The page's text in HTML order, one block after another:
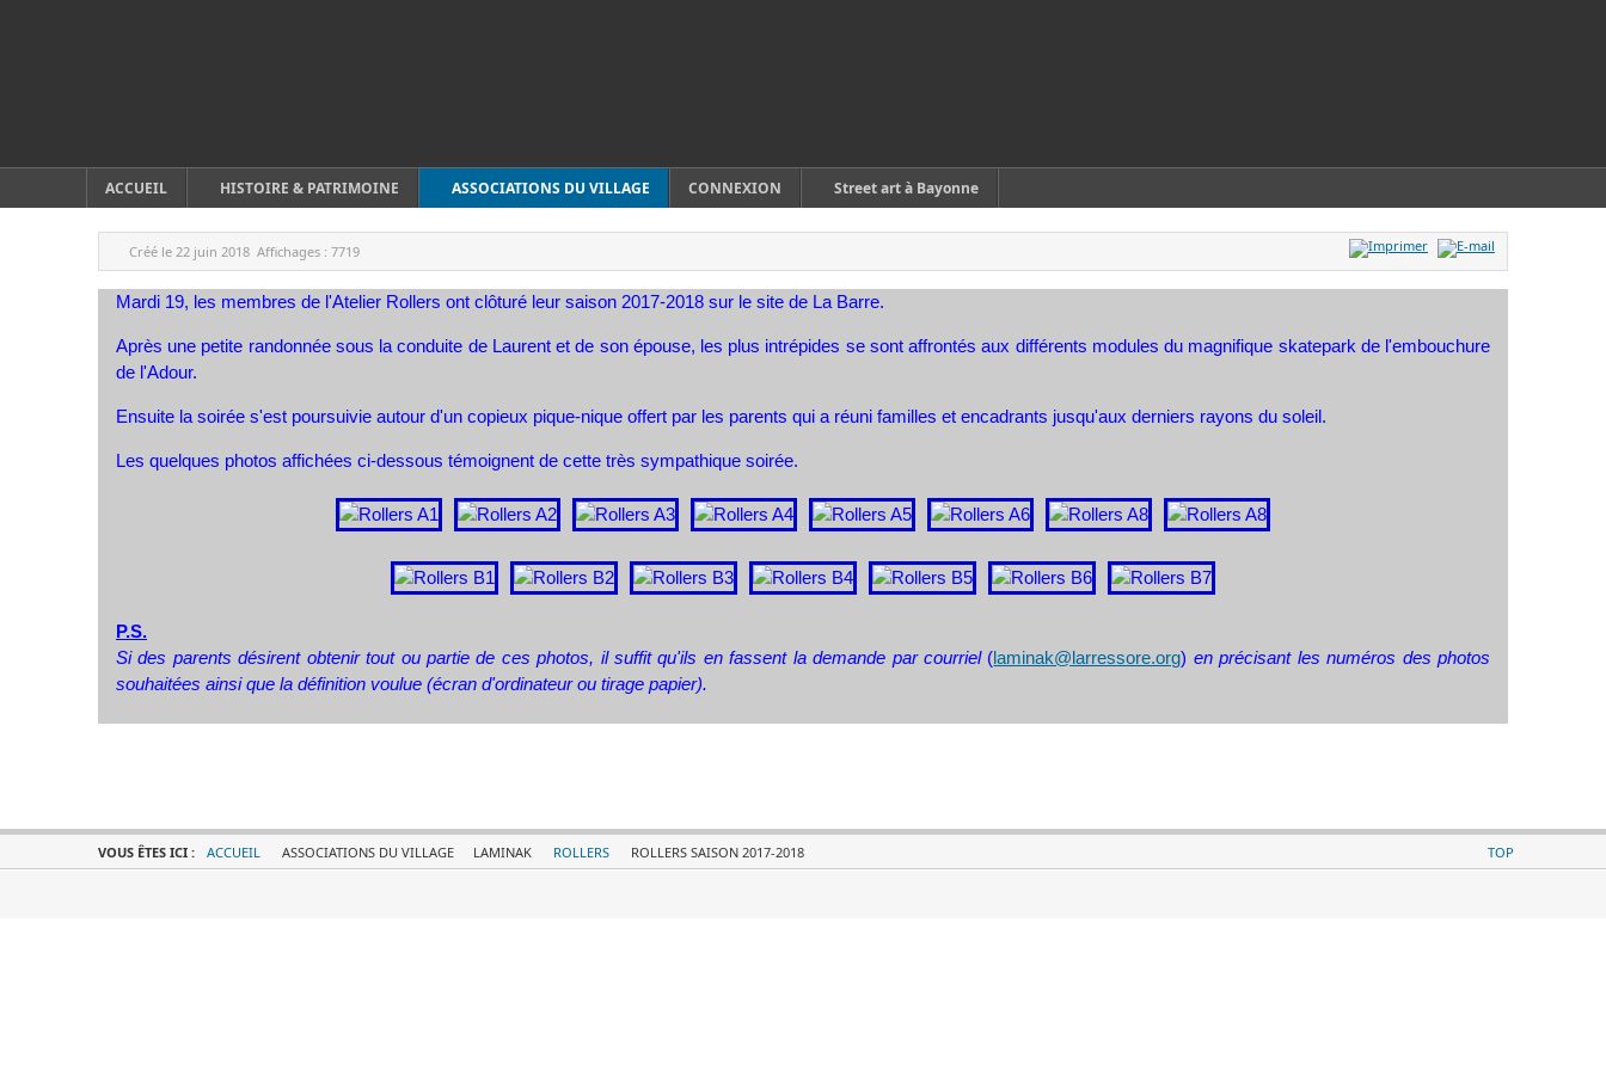
ACCUEIL HISTOIRE & PATRIMOINE ASSOCIATIONS DU VILLAGE CONNEXION Street art à Bayonne
Créé le 22 juin 2018 Affichages : 7719
Mardi 19, les membres de l'Atelier Rollers ont clôturé leur saison 2017-2018 sur le site de La Barre.
Après une petite randonnée sous la conduite de Laurent et de son épouse, les plus intrépides se sont affrontés aux différents modules du magnifique skatepark de l'embouchure
de l'Adour.
Ensuite la soirée s'est poursuivie autour d'un copieux pique-nique offert par les parents qui a réuni familles et encadrants jusqu'aux derniers rayons du soleil.
Les quelques photos affichées ci-dessous témoignent de cette très sympathique soirée.
P.S.
Si des parents désirent obtenir tout ou partie de ces photos, il suffit qu'ils en fassent la demande par courriel(laminak@larressore.org) en précisant les numéros des photos
souhaitées ainsi que la définition voulue (écran d'ordinateur ou tirage papier).
VOUS ÊTES ICI : ACCUEIL ASSOCIATIONS DU VILLAGE LAMINAK ROLLERS ROLLERS SAISON 2017-2018 TOP